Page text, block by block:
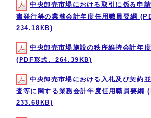
中央卸売市場における取引に係る申
書発行等の業務会計年度任用職員要綱
234.18KB)
中央卸売市場施設の秩序維持会計年
(PDF形式、264.39KB)
中央卸売市場における入札及び契約
査等に関する業務会計年度任用職員要綱
233.68KB)